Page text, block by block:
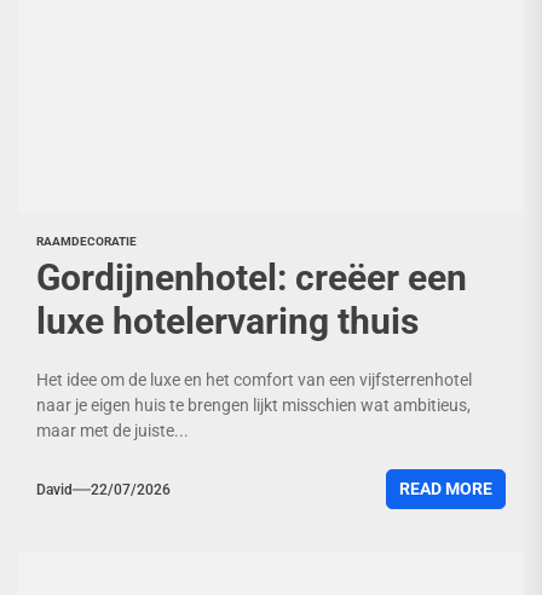
RAAMDECORATIE
Gordijnenhotel: creëer een
luxe hotelervaring thuis
Het idee om de luxe en het comfort van een vijfsterrenhotel
naar je eigen huis te brengen lijkt misschien wat ambitieus,
maar met de juiste...
David 22/07/2026 READ MORE